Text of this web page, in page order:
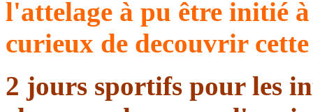
l'attelage à pu être initié
curieux de decouvrir
2 jours sportifs pour les